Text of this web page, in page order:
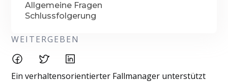
Allgemeine Fragen
Schlussfolgerung
WEITERGEBEN
Ein verhaltensorientierter Fallmanager unterstützt